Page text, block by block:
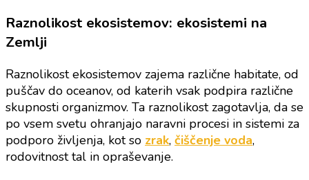
Raznolikost ekosistemov: ekosistemi na
Zemlji
Raznolikost ekosistemov zajema različne habitate, od
puščav do oceanov, od katerih vsak podpira različne
skupnosti organizmov. Ta raznolikost zagotavlja, da se
po vsem svetu ohranjajo naravni procesi in sistemi za
podporo življenja, kot so zrak, čiščenje voda,
rodovitnost tal in opraševanje.